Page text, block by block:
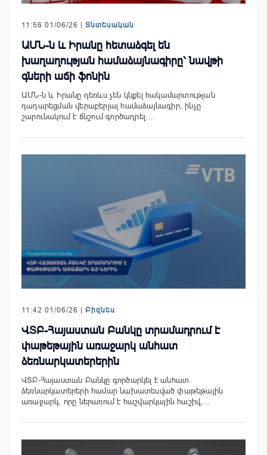
11:56 01/06/26 | Տնտեսական
ԱՄՆ-ն և Իրանը հետաձգել են
խաղաղության համաձայնագիրը՝ նավթի
գների աճի ֆոնին
ԱՄՆ-ն և Իրանը դեռևս չեն կնքել հակամարտության
դադարեցման վերաբերյալ համաձայնագիր, ինչը
շարունակում է ճնշում գործադրել…
11:42 01/06/26 | Բիզնես
ՎՏԲ-Հայաստան Բանկը տրամադրում է
փաթեթային առաջարկ անհատ
ձեռնարկատերերին
ՎՏԲ-Հայաստան Բանկը գործարկել է անհատ
ձեռնարկատերերի համար նախատեսված փաթեթային
առաջարկ, որը ներառում է հաշվարկային հաշիվ,…